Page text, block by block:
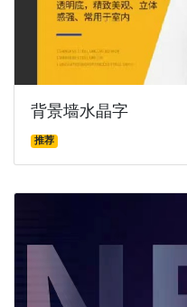
背景墙水晶字
推荐